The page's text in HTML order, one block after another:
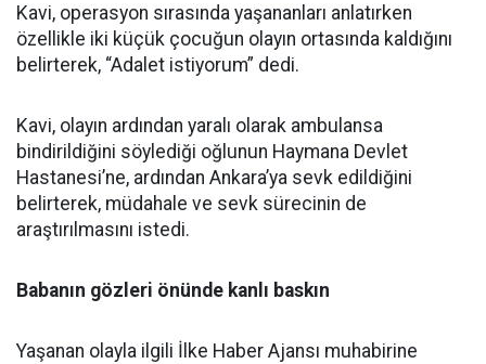
Kavi, operasyon sırasında yaşananları anlatırken
özellikle iki küçük çocuğun olayın ortasında kaldığını
belirterek, “Adalet istiyorum” dedi.
Kavi, olayın ardından yaralı olarak ambulansa
bindirildiğini söylediği oğlunun Haymana Devlet
Hastanesi’ne, ardından Ankara’ya sevk edildiğini
belirterek, müdahale ve sevk sürecinin de
araştırılmasını istedi.
Babanın gözleri önünde kanlı baskın
Yaşanan olayla ilgili İlke Haber Ajansı muhabirine